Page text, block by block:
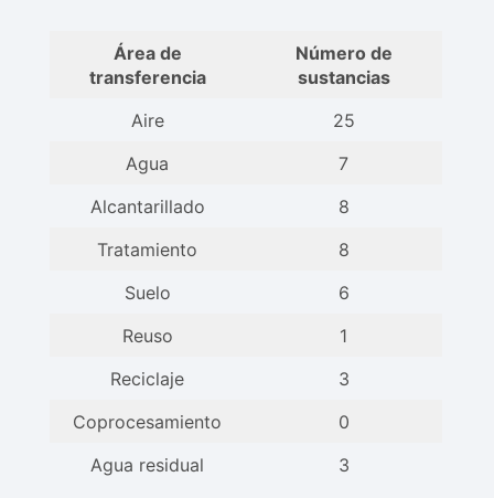
Área de
transferencia
Número de
sustancias
Aire
25
Agua
7
Alcantarillado
8
Tratamiento
8
Suelo
6
Reuso
1
Reciclaje
3
Coprocesamiento
0
Agua residual
3